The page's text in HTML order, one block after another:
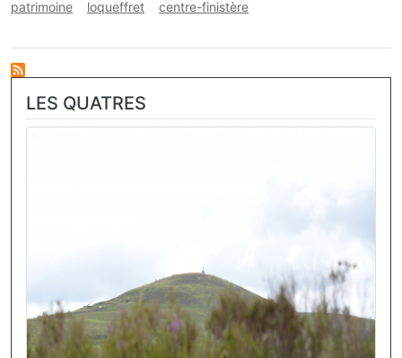
patrimoine loqueffret centre-finistère
LES QUATRES